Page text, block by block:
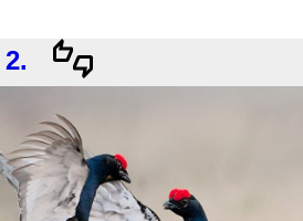
2.